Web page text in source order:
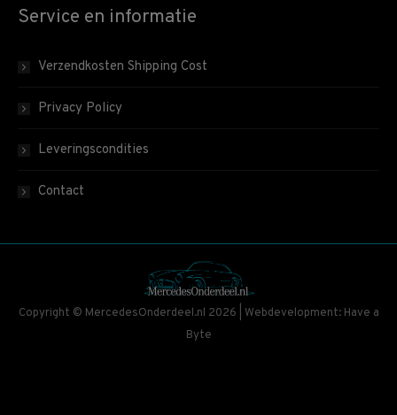
Service en informatie
Verzendkosten Shipping Cost
Privacy Policy
Leveringscondities
Contact
Copyright © MercedesOnderdeel.nl 2026 | Webdevelopment: Have a
Byte